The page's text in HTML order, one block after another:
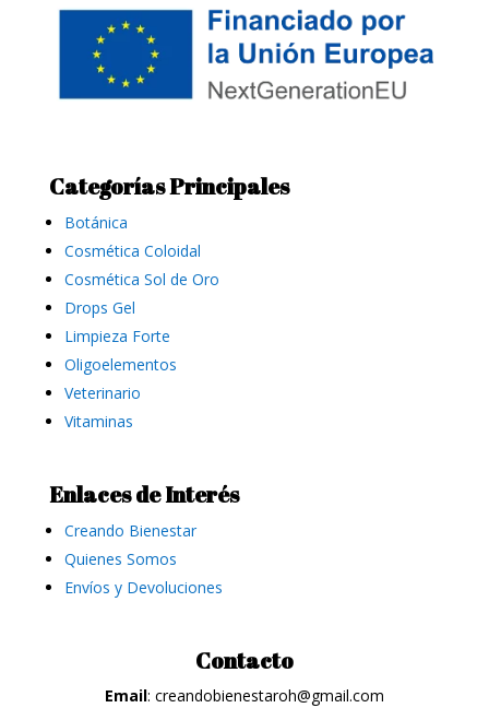
Categorías Principales
Botánica
Cosmética Coloidal
Cosmética Sol de Oro
Drops Gel
Limpieza Forte
Oligoelementos
Veterinario
Vitaminas
Enlaces de Interés
Creando Bienestar
Quienes Somos
Envíos y Devoluciones
Contacto
Email: creandobienestaroh@gmail.com